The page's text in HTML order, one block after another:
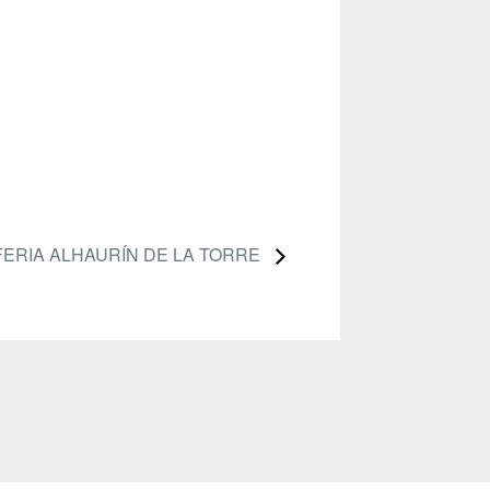
ALHAURÍN DE LA TORRE